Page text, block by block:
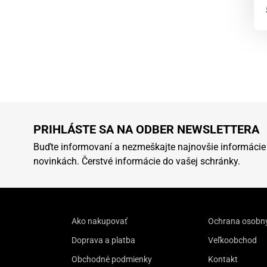
PRIHLÁSTE SA NA ODBER NEWSLETTERA
Buďte informovaní a nezmeškajte najnovšie
novinkách. Čerstvé informácie do vašej schránky.
Ako nakupovať
Doprava a platba
Obchodné podmienky
Ochrana
Veľkoobchod
Kontakt